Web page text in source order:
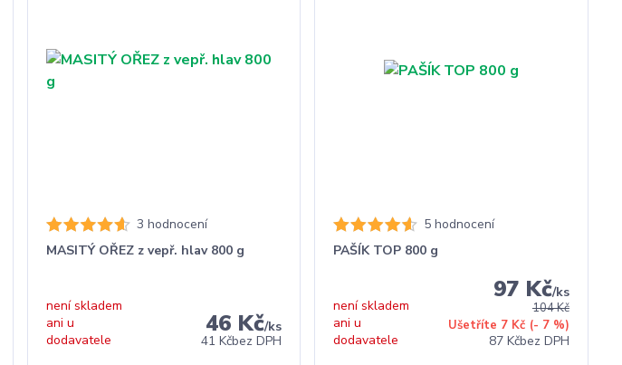
3 hodnocení
MASITÝ OŘEZ z vepř. hlav 800 g
46 Kč/ks
41 Kčbez DPH
není skladem
ani u
dodavatele
5 hodnocení
PAŠÍK TOP 800 g
104 Kč
Ušetříte 7 Kč (- 7 %)
97 Kč/ks
87 Kčbez DPH
není skladem
ani u
dodavatele